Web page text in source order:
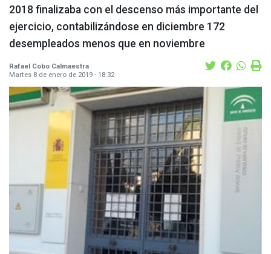
2018 finalizaba con el descenso más importante del
ejercicio, contabilizándose en diciembre 172
desempleados menos que en noviembre
Rafael Cobo Calmaestra
Martes 8 de enero de 2019 - 18:32